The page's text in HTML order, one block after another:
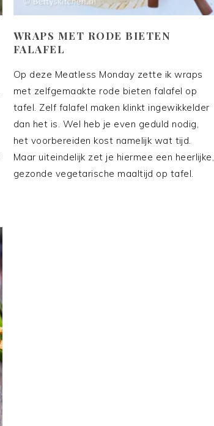
WRAPS MET RODE BIETEN
FALAFEL
Op deze Meatless Monday zette ik wraps
met zelfgemaakte rode bieten falafel op
tafel. Zelf falafel maken klinkt ingewikkelder
dan het is. Wel heb je even geduld nodig,
het voorbereiden kost namelijk wat tijd.
Maar uiteindelijk zet je hiermee een heerlijke,
gezonde vegetarische maaltijd op tafel.